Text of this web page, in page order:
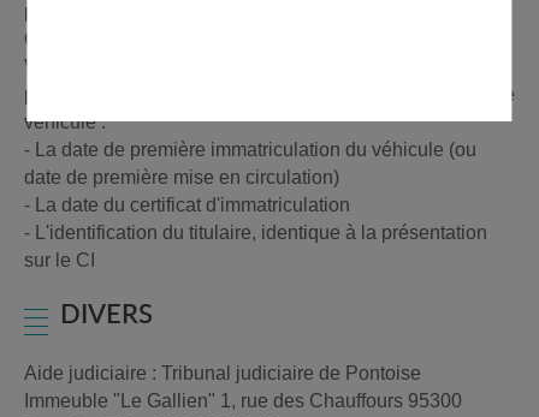
préfecture
Ou en ligne : https://siv.interieur.gouv.fr/
Vous devez vous munir du certificat d'immatriculation
pour trouver les informations particulières relatives à votre
véhicule :
- La date de première immatriculation du véhicule (ou
date de première mise en circulation)
- La date du certificat d'immatriculation
- L'identification du titulaire, identique à la présentation
sur le CI
DIVERS
Aide judiciaire : Tribunal judiciaire de Pontoise
Immeuble "Le Gallien" 1, rue des Chauffours 95300